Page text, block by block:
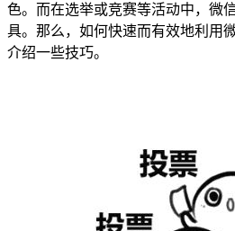
色。而在选举或竞赛等活动中，微
具。那么，如何快速而有效地利用
介绍一些技巧。